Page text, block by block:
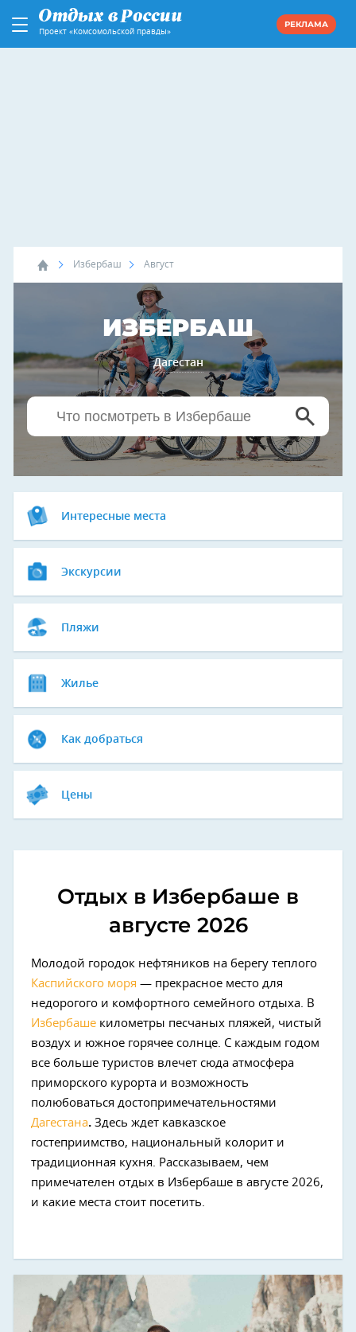
Проект «Комсомольской правды»
РЕКЛАМА
Избербаш Август
ИЗБЕРБАШ
Дагестан
Интересные места
Экскурсии
Пляжи
Жилье
Как добраться
Цены
Отдых в Избербаше в
августе 2026
Молодой городок нефтяников на берегу теплого
Каспийского моря — прекрасное место для
недорогого и комфортного семейного отдыха. В
Избербаше километры песчаных пляжей, чистый
воздух и южное горячее солнце. С каждым годом
все больше туристов влечет сюда атмосфера
приморского курорта и возможность
полюбоваться достопримечательностями
Дагестана. Здесь ждет кавказское
гостеприимство, национальный колорит и
традиционная кухня. Рассказываем, чем
примечателен отдых в Избербаше в августе 2026,
и какие места стоит посетить.